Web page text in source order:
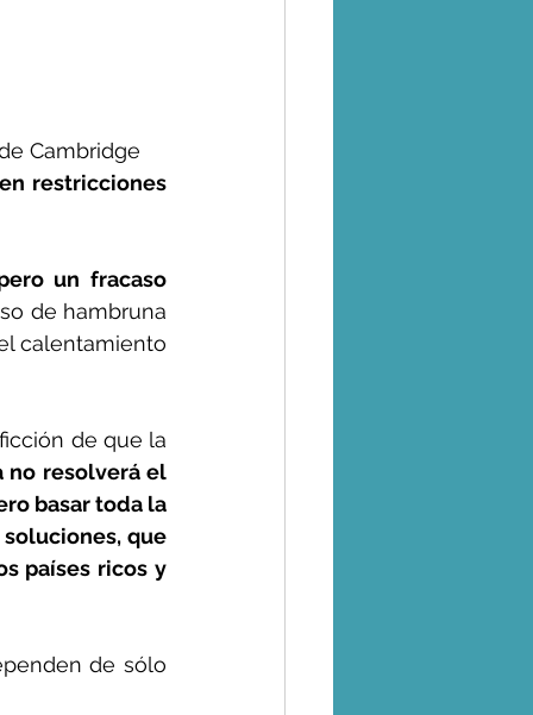
Cambridge
restricciones
un fracaso
de hambruna
calentamiento
de que la
no resolverá el
basar toda la
que
países ricos y
de sólo